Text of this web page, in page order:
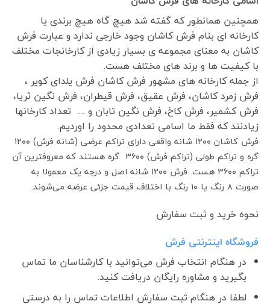
همچنین همانطور که گفته شد هیچ گاه هیچ برندی یا
کارخانه ای بنام فرش کاشان وجود خارجی ندارد و عبارت فرش
کاشان به معنای مجموعه ی بسیار زیادی از کارخانجات مختلف
با کیفیت ها و برند های مختلف هست.
از جمله کارخانه های مشهور فرش کاشان فرش یلدای کویر ،
فرش زمرد کاشان، فرش عقیق، فرش قیطران، فرش نگین ثریا،
فرش کشمیر، فرش کاخ، فرش نگین تابان و …. تعداد کارخانها
زیادنند که فقط ما اسامی تعدادی محدود را اوردیم.
فرش کاشان ۱۲۰۰ شانه واقعی دارای تراکم عرضی (شانه فرش) ۱۲۰۰
گره و تراکم طولی (تراکم فرش) ۳۶۰۰ گره هستند که معروفترین آن
تراکم ۳۶۰۰ هست. فرش ۱۲۰۰ شانه اصل و درجه یک معمولا به
صورت ۸ رنگ یا ۱۰ رنگ با اختلاف قیمت جزئی عرضه می‌شوند.
نحوه خرید و ثبت سفارش
فروشگاه اینترنتی فرش
در هنگام انتخاب فرش می‌توانید با کارشناسان ما تماس
بگیرید و مشاوره رایگان دریافت کنید.
لطفا در هنگام ثبت سفارش اطلاعات تماس را به درستی